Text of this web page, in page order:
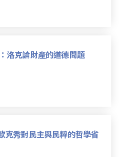
洛克論財產的道德問題
克秀對民主與民粹的哲學省